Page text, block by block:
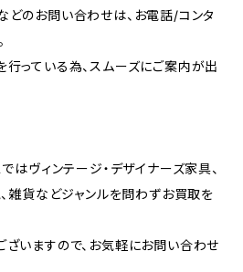
のお問い合わせは、お電話/コンタ
っている為、スムーズにご案内が出
はヴィンテージ・デザイナーズ家具、
、雑貨などジャンルを問わずお買取を
いますので、お気軽にお問い合わせ